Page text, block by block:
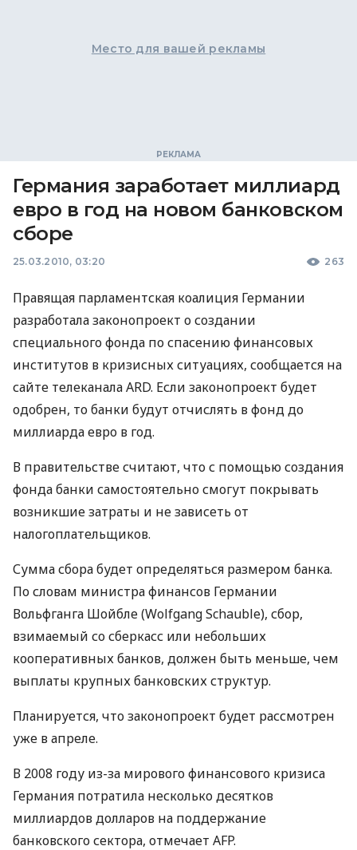
Место для вашей рекламы
Германия заработает миллиард
евро в год на новом банковском
сборе
25.03.2010, 03:20 263
Правящая парламентская коалиция Германии
разработала законопроект о создании
специального фонда по спасению финансовых
институтов в кризисных ситуациях, сообщается на
сайте телеканала ARD. Если законопроект будет
одобрен, то банки будут отчислять в фонд до
миллиарда евро в год.
В правительстве считают, что с помощью создания
фонда банки самостоятельно смогут покрывать
возникшие затраты и не зависеть от
налогоплательщиков.
Сумма сбора будет определяться размером банка.
По словам министра финансов Германии
Вольфганга Шойбле (Wolfgang Schauble), сбор,
взимаемый со сберкасс или небольших
кооперативных банков, должен быть меньше, чем
выплаты крупных банковских структур.
Планируется, что законопроект будет рассмотрен
уже в апреле.
В 2008 году из-за мирового финансового кризиса
Германия потратила несколько десятков
миллиардов долларов на поддержание
банковского сектора, отмечает AFP.